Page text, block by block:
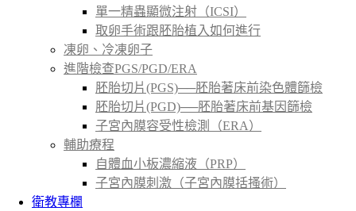
單一精蟲顯微注射（ICSI）
取卵手術跟胚胎植入如何進行
凍卵、冷凍卵子
進階檢查PGS/PGD/ERA
胚胎切片(PGS)──胚胎著床前染色體篩檢
胚胎切片(PGD)──胚胎著床前基因篩檢
子宮內膜容受性檢測（ERA）
輔助療程
自體血小板濃縮液（PRP）
子宮內膜刺激（子宮內膜括搔術）
衛教專欄